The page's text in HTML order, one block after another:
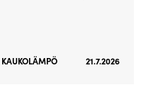
KAUKOLÄMPÖ 21.7.2026